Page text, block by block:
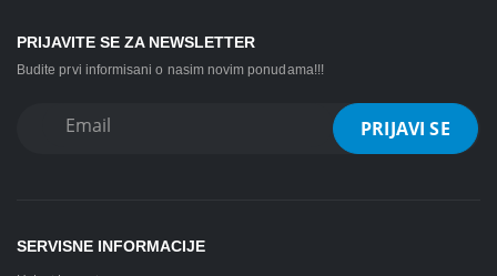
PRIJAVITE SE ZA NEWSLETTER
Budite prvi informisani o nasim novim ponudama!!!
SERVISNE INFORMACIJE